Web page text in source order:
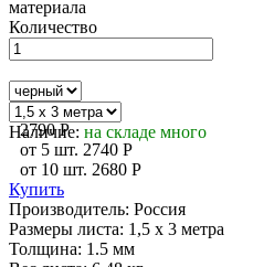
Количество
Наличие: на складе много
2790P
от 5 шт. 2740 P
от 10 шт. 2680 P
Купить
Производитель: Россия
Размеры листа: 1,5 х 3 метра
Толщина: 1.5 мм